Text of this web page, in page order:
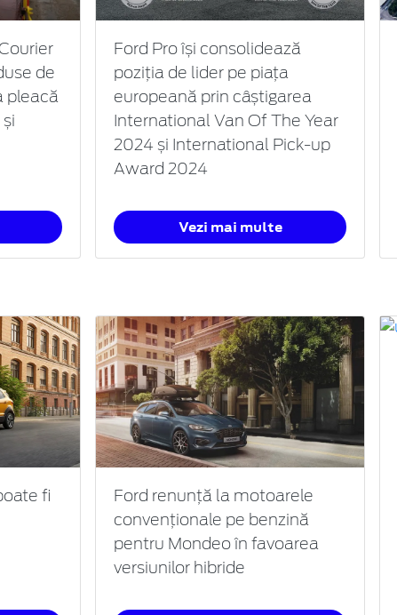
de
pleacă
Ford Pro își consolidează
poziția de lider pe piața
europeană prin câștigarea
International Van Of The Year
2024 și International Pick-up
Award 2024
Vezi mai multe
fi
Ford renunță la motoarele
convenționale pe benzină
pentru Mondeo în favoarea
versiunilor hibride